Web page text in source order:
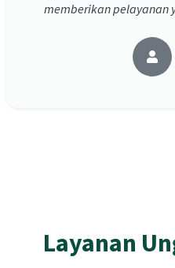
memberikan pelayanan
Layanan